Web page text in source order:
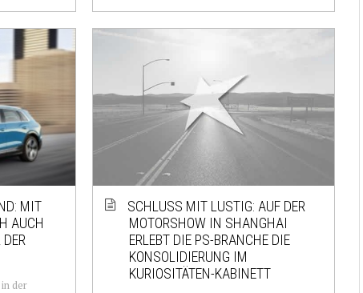
MIT
AUCH
der
SCHLUSS MIT LUSTIG: AUF DER
MOTORSHOW IN SHANGHAI
ERLEBT DIE PS-BRANCHE DIE
KONSOLIDIERUNG IM
KURIOSITÄTEN-KABINETT